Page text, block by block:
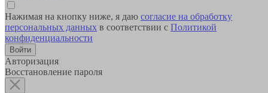
Нажимая на кнопку ниже, я даю согласие на обработку
персональных данных в соответствии с Политикой
конфиденциальности
Авторизация
Восстановление пароля